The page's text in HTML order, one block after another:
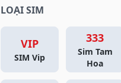
LOẠI SIM
VIP
SIM Vip
333
Sim Tam
Hoa